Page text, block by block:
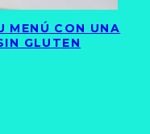
MENÚ CON UNA
GLUTEN